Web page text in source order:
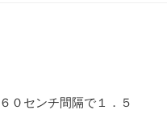
０センチ間隔で１．５